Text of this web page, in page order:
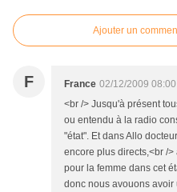
Ajouter un
F France 02/12/2009 08:00
<br /> Jusqu'à présent
ou entendu à la radio
"état". Et dans Allo
encore plus directs,<br /
pour la femme dans cet
donc nous avouons avoir